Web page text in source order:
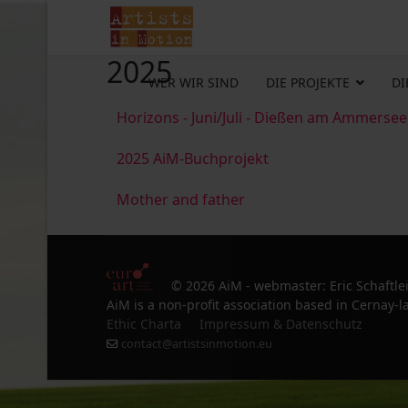
WER WIR SIND DIE PROJEKTE
2025
Horizons - Juni/Juli - Dießen am
2025 AiM-Buchprojekt
Mother and father
© 2026 AiM - webmaster: Eric
AiM is a non-profit association based in Cernay-
Ethic Charta
Impressum & Datenschutz
contact@artistsinmotion.eu